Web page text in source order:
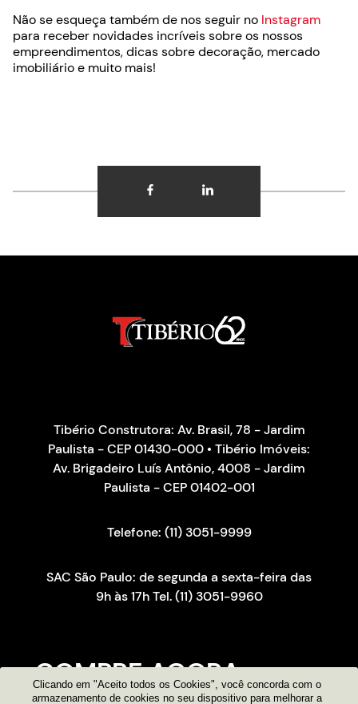
Não se esqueça também de nos seguir no Instagram
para receber novidades incríveis sobre os nossos
empreendimentos, dicas sobre decoração, mercado
imobiliário e muito mais!
COMPRE AGORA
Tibério Construtora: Av. Brasil, 78 - Jardim
Paulista - CEP 01430-000 • Tibério Imóveis:
Av. Brigadeiro Luís Antônio, 4008 - Jardim
Paulista - CEP 01402-001
Telefone: (11) 3051-9999
SAC São Paulo: de segunda a sexta-feira das
9h às 17h Tel. (11) 3051-9960
Clicando em "Aceito todos os Cookies", você concorda com o
armazenamento de cookies no seu dispositivo para melhorar a